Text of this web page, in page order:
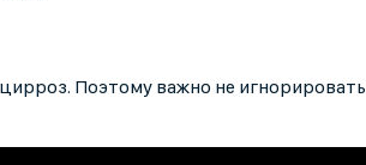
Поэтому важно не игнорировать